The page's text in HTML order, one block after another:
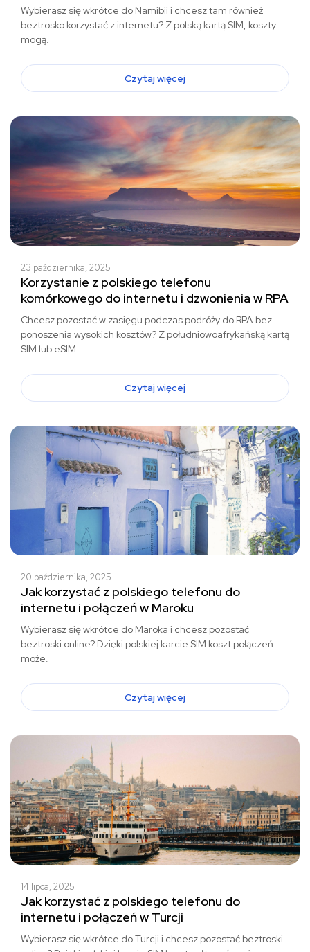
Wybierasz się wkrótce do Namibii i chcesz tam również
beztrosko korzystać z internetu? Z polską kartą SIM, koszty
mogą.
Czytaj więcej
23 października, 2025
Korzystanie z polskiego telefonu
komórkowego do internetu i dzwonienia w RPA
Chcesz pozostać w zasięgu podczas podróży do RPA bez
ponoszenia wysokich kosztów? Z południowoafrykańską kartą
SIM lub eSIM.
Czytaj więcej
20 października, 2025
Jak korzystać z polskiego telefonu do
internetu i połączeń w Maroku
Wybierasz się wkrótce do Maroka i chcesz pozostać
beztroski online? Dzięki polskiej karcie SIM koszt połączeń
może.
Czytaj więcej
14 lipca, 2025
Jak korzystać z polskiego telefonu do
internetu i połączeń w Turcji
Wybierasz się wkrótce do Turcji i chcesz pozostać beztroski